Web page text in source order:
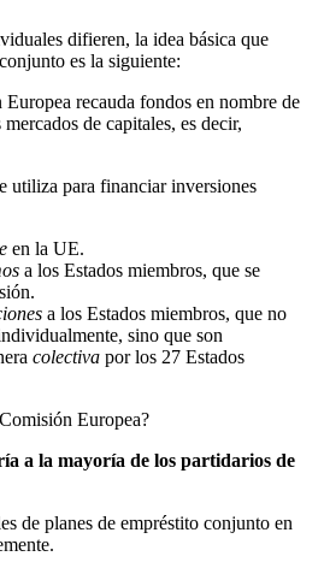
difieren, la idea básica que
es la siguiente:
recauda fondos en nombre de
de capitales, es decir,
utiliza para financiar inversiones
en la UE.
a los Estados miembros, que se
a los Estados miembros, que no
sino que son
colectiva por los 27 Estados
Europea?
a la mayoría de los partidarios de
de planes de empréstito conjunto en